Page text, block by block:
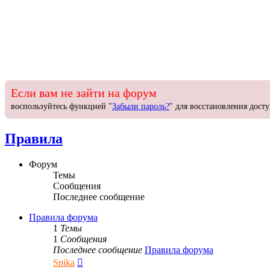
Если вам не зайти на форум
воспользуйтесь функцией "Забыли пароль?" для восстановления
Правила
Форум
Темы
Сообщения
Последнее сообщение
Правила форума
1 Темы
1 Сообщения
Последнее сообщение Правила форума
Spika